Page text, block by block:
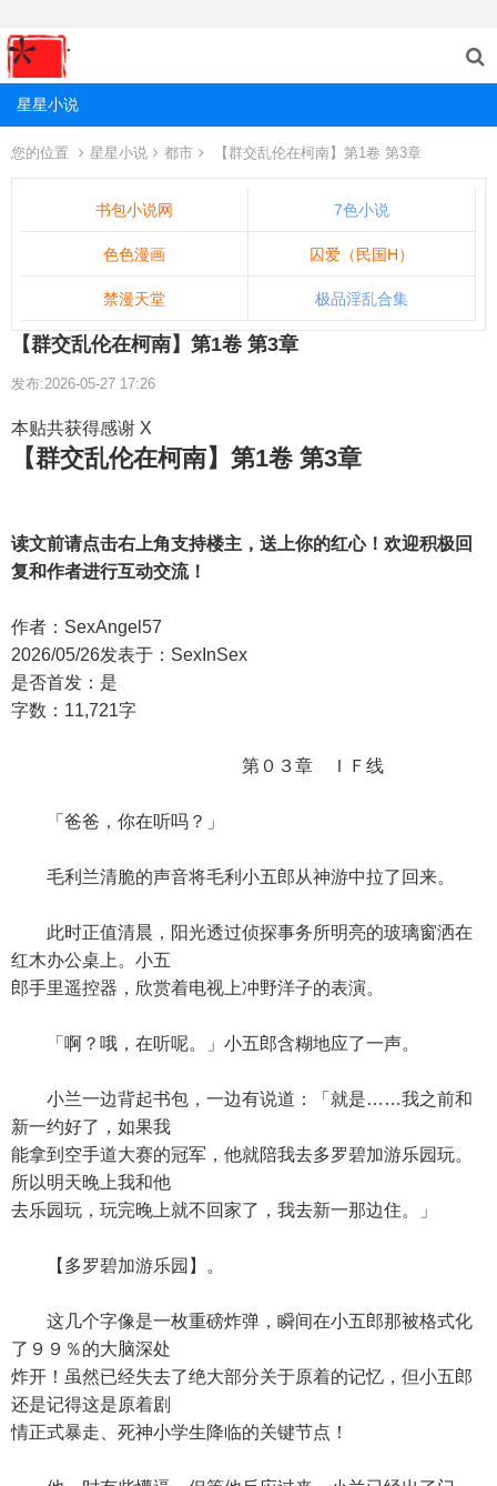
星星小说
您的位置 星星小说 都市 【群交乱伦在柯南】第1卷 第3章
书包小说网 7色小说
色色漫画 囚爱（民国H）
禁漫天堂 极品淫乱合集
【群交乱伦在柯南】第1卷 第3章
发布:2026-05-27 17:26
本贴共获得感谢 X
【群交乱伦在柯南】第1卷 第3章
读文前请点击右上角支持楼主，送上你的红心！欢迎积极回
复和作者进行互动交流！
作者：SexAngel57
2026/05/26发表于：SexInSex
是否首发：是
字数：11,721字
第０３章 ＩＦ线
「爸爸，你在听吗？」
毛利兰清脆的声音将毛利小五郎从神游中拉了回来。
此时正值清晨，阳光透过侦探事务所明亮的玻璃窗洒在
红木办公桌上。小五
郎手里遥控器，欣赏着电视上冲野洋子的表演。
「啊？哦，在听呢。」小五郎含糊地应了一声。
小兰一边背起书包，一边有说道：「就是……我之前和
新一约好了，如果我
能拿到空手道大赛的冠军，他就陪我去多罗碧加游乐园玩。
所以明天晚上我和他
去乐园玩，玩完晚上就不回家了，我去新一那边住。」
【多罗碧加游乐园】。
这几个字像是一枚重磅炸弹，瞬间在小五郎那被格式化
了９９％的大脑深处
炸开！虽然已经失去了绝大部分关于原着的记忆，但小五郎
还是记得这是原着剧
情正式暴走、死神小学生降临的关键节点！